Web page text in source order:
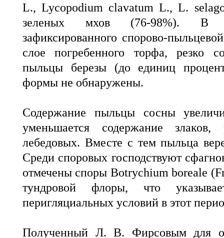
L., Lycopodium clavatum L., L.
зеленых мхов (76-98%). В
зафиксированного спорово-
слое погребенного торфа, резко
пыльцы березы (до единиц
формы не обнаружены.
Содержание пыльцы сосны
уменьшается содержание злаков,
лебедовых. Вместе с тем пыльца
Среди споровых господствуют
отмечены споры Botrychium boreale
тундровой флоры, что
перигляциальных условий в этот
Полученный Л. В. Фирсовым для